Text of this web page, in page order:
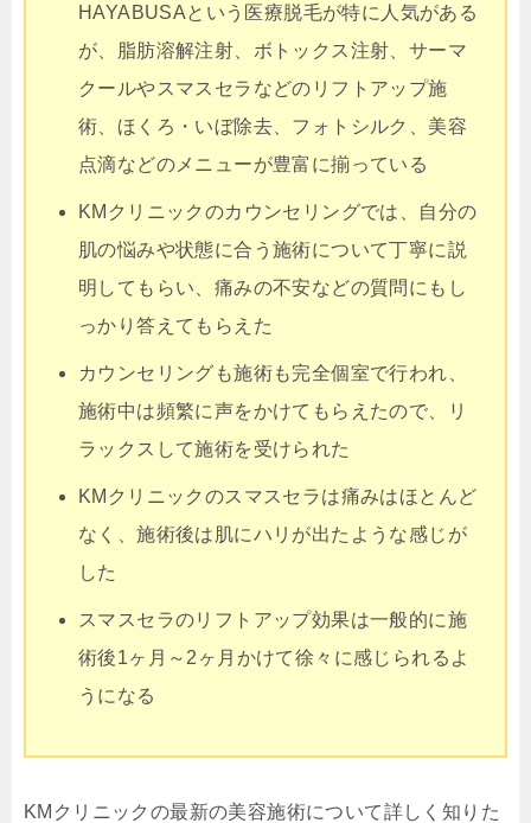
HAYABUSAという医療脱毛が特に人気がある
が、脂肪溶解注射、ボトックス注射、サーマ
クールやスマスセラなどのリフトアップ施
術、ほくろ・いぼ除去、フォトシルク、美容
点滴などのメニューが豊富に揃っている
KMクリニックのカウンセリングでは、自分の
肌の悩みや状態に合う施術について丁寧に説
明してもらい、痛みの不安などの質問にもし
っかり答えてもらえた
カウンセリングも施術も完全個室で行われ、
施術中は頻繁に声をかけてもらえたので、リ
ラックスして施術を受けられた
KMクリニックのスマスセラは痛みはほとんど
なく、施術後は肌にハリが出たような感じが
した
スマスセラのリフトアップ効果は一般的に施
術後1ヶ月～2ヶ月かけて徐々に感じられるよ
うになる
KMクリニックの最新の美容施術について詳しく知りた